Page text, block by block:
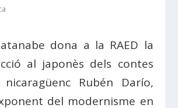
dona a la RAED la
al japonès dels contes
Rubén Darío,
del modernisme en